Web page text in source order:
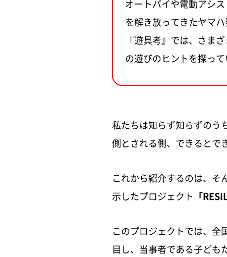
オートバイや電動アシ
を解き放ってきたヤマ
『遊具考』では、さま
の遊びのヒントを探って
私たちは知らず知らずのう
側とされる側、できるとで
これから紹介するのは、そ
示したプロジェクト 「
このプロジェクトでは、
目し、当事者である子ども